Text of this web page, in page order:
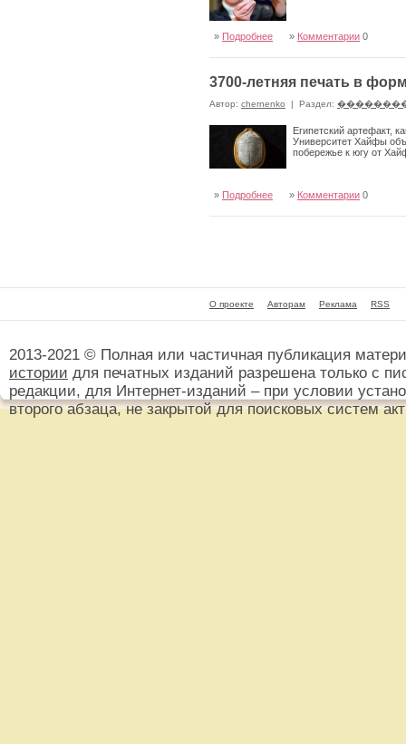
» Подробнее » Комментарии 0
3700-летняя печать в
Автор: chernenko | Раздел:
Египетский артефакт,
Университет Хайфы
побережье к югу от
» Подробнее » Комментарии 0
О проекте Авторам Реклама RSS
2013-2021 © Полная или частичная публикация
истории для печатных изданий разрешена только с
редакции, для Интернет-изданий – при условии
второго абзаца, не закрытой для поисковых систем